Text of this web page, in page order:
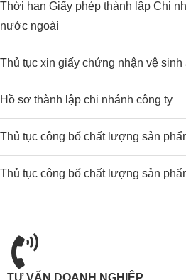
Thời hạn Giấy phép thành lập Chi
nước ngoài
Thủ tục xin giấy chứng nhận vệ
Hồ sơ thành lập chi nhánh công ty
Thủ tục công bố chất lượng sản
Thủ tục công bố chất lượng sản